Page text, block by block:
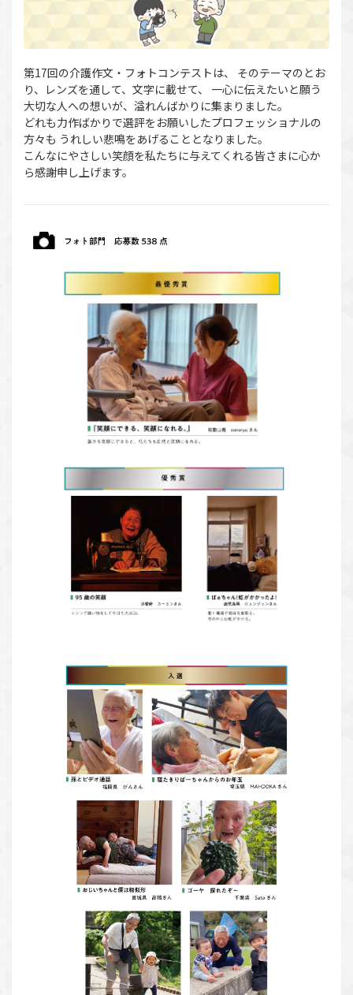
第17回の介護作文・フォトコンテストは、 そのテーマのとお
り、レンズを通して、文字に載せて、 一心に伝えたいと願う
大切な人への想いが、溢れんばかりに集まりました。
どれも力作ばかりで選評をお願いしたプロフェッショナルの
方々も うれしい悲鳴をあげることとなりました。
こんなにやさしい笑顔を私たちに与えてくれる皆さまに心か
ら感謝申し上げます。